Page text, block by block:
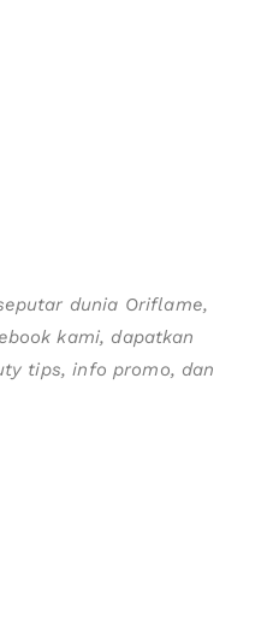
dunia Oriflame,
kami, dapatkan
tips, info promo, dan